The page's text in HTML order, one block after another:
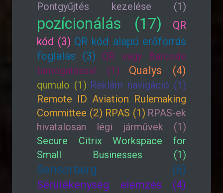
Pontgyűjtés kezelése (1)
pozícionálás (17)
QR
kód (3) QR kód alapú erőforrás
foglalás (3)
QR vagy Barcode
támogatással (1)
Qualys (4)
qumulo (1) Reklám navigáció (1)
Remote ID Aviation Rulemaking
Committee (2) RPAS (1) RPAS-ek
hivatalosan légi járművek (1)
Secure Citrix Workspace for
Small Businesses (1)
Sensorberg (6)
Sérülékenység elemzés (4)